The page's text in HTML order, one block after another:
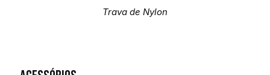
Trava de Nylon